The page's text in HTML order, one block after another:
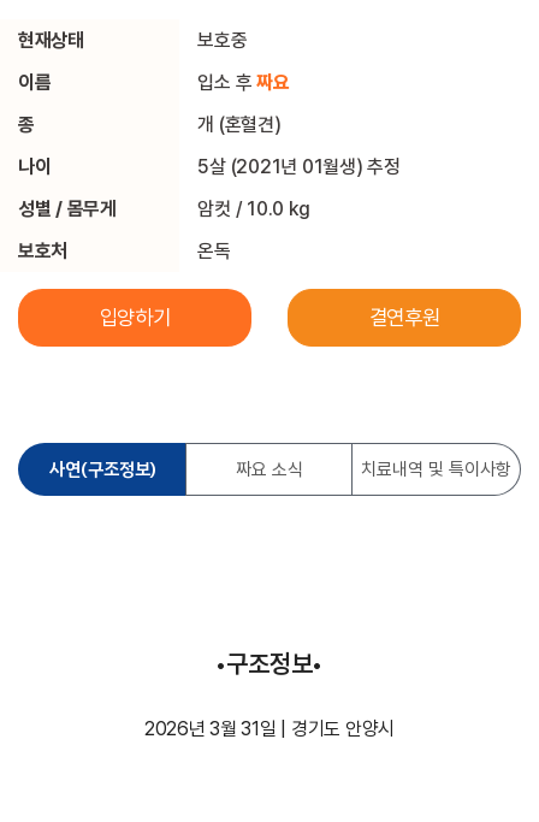
현재상태
보호중
이름
입소 후짜요
종
개 (혼혈견)
나이
5살 (2021년 01월생) 추정
성별 / 몸무게
암컷 / 10.0 kg
보호처
온독
입양하기 결연후원
사연(구조정보) 짜요 소식 치료내역 및 특이사항
•구조정보•
2026년 3월 31일 | 경기도 안양시